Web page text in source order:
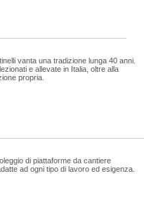
vanta una tradizione lunga 40 anni.
e allevate in Italia, oltre alla
propria.
di piattaforme da cantiere
ad ogni tipo di lavoro ed esigenza.